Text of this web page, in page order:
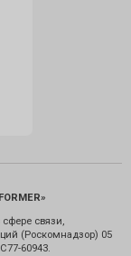
связи,
(Роскомнадзор) 05
60943.